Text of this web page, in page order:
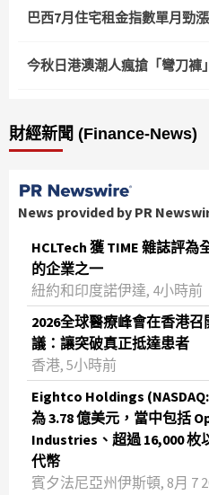
巴西7月住宅租金指數單月勁
今秋日港澳潮人瘋搶「彎刀褲」
財經新聞 (Finance-News)
News provided by PR
HCLTech 獲 TIME 雜誌評
的企業之一
紐約和印度諾伊達, 4小時前
2026全球醫療峰會在香港
議：讓突破真正抵達患者
香港, 5小時前
Eightco Holdings
為 3.78 億美元，當中包括
Industries、超過 16,000 枚
代幣
賓夕法尼亞州伊斯頓, 8月 7